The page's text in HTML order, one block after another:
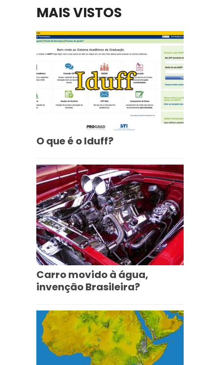
MAIS VISTOS
O que é o Iduff?
Carro movido à água,
invenção Brasileira?